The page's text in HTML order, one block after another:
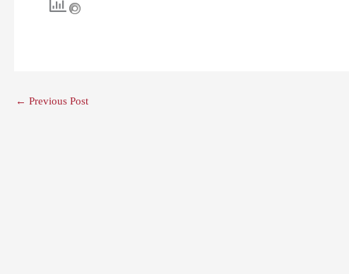
← Previous Post